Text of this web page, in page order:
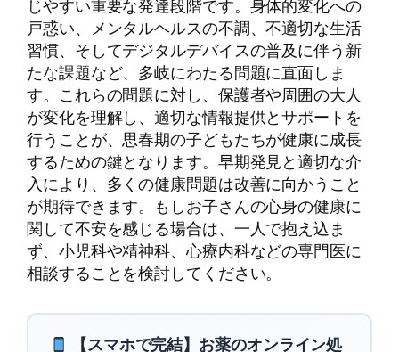
じやすい重要な発達段階です。身体的変化への
戸惑い、メンタルヘルスの不調、不適切な生活
習慣、そしてデジタルデバイスの普及に伴う新
たな課題など、多岐にわたる問題に直面しま
す。これらの問題に対し、保護者や周囲の大人
が変化を理解し、適切な情報提供とサポートを
行うことが、思春期の子どもたちが健康に成長
するための鍵となります。早期発見と適切な介
入により、多くの健康問題は改善に向かうこと
が期待できます。もしお子さんの心身の健康に
関して不安を感じる場合は、一人で抱え込ま
ず、小児科や精神科、心療内科などの専門医に
相談することを検討してください。
【スマホで完結】お薬のオンライン処